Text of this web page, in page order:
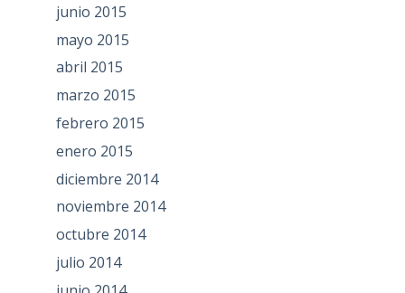
junio 2015
mayo 2015
abril 2015
marzo 2015
febrero 2015
enero 2015
diciembre 2014
noviembre 2014
octubre 2014
julio 2014